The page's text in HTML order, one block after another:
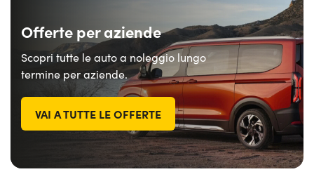
Offerte per aziende
Scopri tutte le auto a noleggio lungo
termine per aziende.
VAI A TUTTE LE OFFERTE